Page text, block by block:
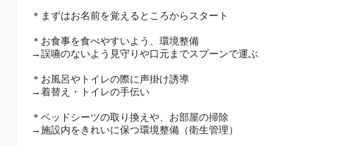
＊まずはお名前を覚えるところからスタート
＊お食事を食べやすいよう、環境整備
→誤嚥のないよう見守りや口元までスプーンで運ぶ
＊お風呂やトイレの際に声掛け誘導
→着替え・トイレの手伝い
＊ベッドシーツの取り換えや、お部屋の掃除
→施設内をきれいに保つ環境整備（衛生管理）